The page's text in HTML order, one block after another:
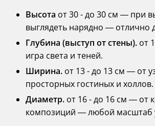
Высота от 30 - до 30 см — при
выглядеть нарядно — отлично
Глубина (выступ от стены). от
игра света и теней.
Ширина. от 13 - до 13 см — от
просторных гостиных и холлов.
Диаметр. от 16 - до 16 см — от
композиций — любой масштаб